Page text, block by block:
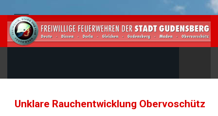
Unklare Rauchentwicklung Obervoschütz